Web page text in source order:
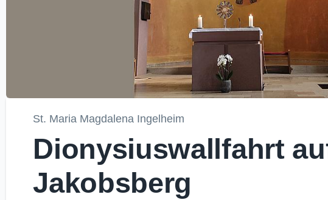
St. Maria Magdalena Ingelheim
Dionysiuswallfahrt
Jakobsberg